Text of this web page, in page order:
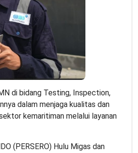
di bidang Testing, Inspection,
dalam menjaga kualitas dan
kemaritiman melalui layanan
(PERSERO) Hulu Migas dan